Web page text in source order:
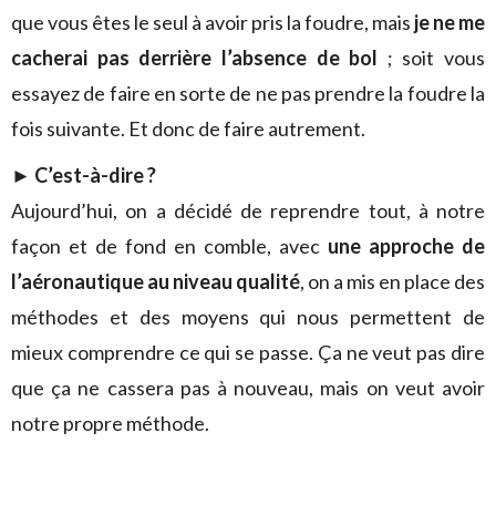
que vous êtes le seul à avoir pris la foudre, mais je ne me
cacherai pas derrière l’absence de bol ; soit vous
essayez de faire en sorte de ne pas prendre la foudre la
fois suivante. Et donc de faire autrement.
► C’est-à-dire ?
Aujourd’hui, on a décidé de reprendre tout, à notre
façon et de fond en comble, avec une approche de
l’aéronautique au niveau qualité, on a mis en place des
méthodes et des moyens qui nous permettent de
mieux comprendre ce qui se passe. Ça ne veut pas dire
que ça ne cassera pas à nouveau, mais on veut avoir
notre propre méthode.